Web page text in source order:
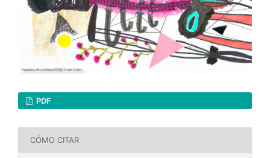
PDF
CÓMO CITAR